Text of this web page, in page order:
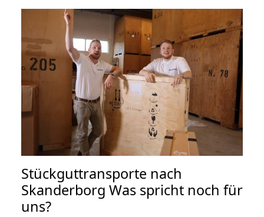
Stückguttransporte nach
Skanderborg Was spricht noch für
uns?